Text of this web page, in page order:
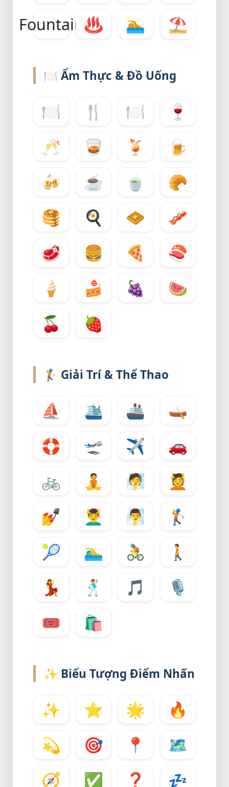
Fountain ♨️ 🏊 ⛱️
🍽️ Ẩm Thực & Đồ Uống
🍽️ 🍴 🍽
🍷
🥂
🥃 🍹
🍺
🍻
☕ 🍵
🥐
🥞
🍳 🧇
🥓
🥩
🍔 🍕
🍣
🍦
🍰 🍇
🍉
🍒
🍓
🏌️ Giải Trí & Thể Thao
⛵ 🛳️ 🚢
🛶
🛟
🛫 ✈️
🚗
🚲
🧘 🧖
💆
💅
💆‍♂️ 🧖‍♂️
🏌️
🎾
🏊‍♂️ 🚴
🚶
💃
🕺 🎵
🎙️
🎟️
🛍️
✨ Biểu Tượng Điểm Nhấn
✨ ⭐ 🌟
🔥
💫
🎯 📍
🗺️
🧭
✅ ❓ 💤